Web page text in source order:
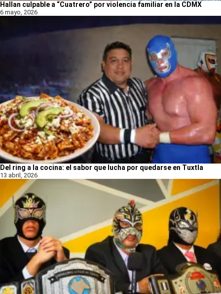
Hallan culpable a “Cuatrero” por violencia familiar en la CDMX
6 mayo, 2026
Del ring a la cocina: el sabor que lucha por quedarse en Tuxtla
13 abril, 2026